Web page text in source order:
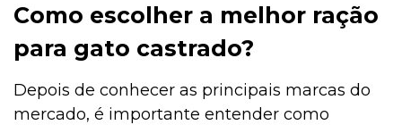
Como escolher a melhor ração
para gato castrado?
Depois de conhecer as principais marcas do
mercado, é importante entender como